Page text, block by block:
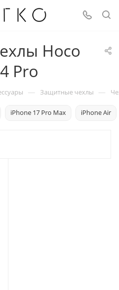
Hoco
Pro
— Защитные чехлы —
iPhone 17 Pro Max iPhone Air